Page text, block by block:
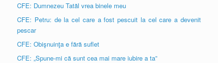
CFE: Dumnezeu Tatăl vrea binele meu
CFE: Petru: de la cel care a fost pescuit la cel care a devenit
pescar
CFE: Obişnuinţa e fără suflet
CFE: „Spune-mi că sunt cea mai mare iubire a ta”